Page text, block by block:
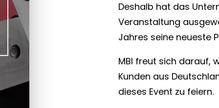
Deshalb hat das
Veranstaltung
Jahres seine neueste
MBI freut sich darauf,
Kunden aus
dieses Event zu feiern.